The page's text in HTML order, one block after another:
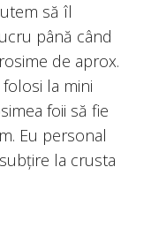
să îl
până când
de aprox.
la mini
foii să fie
Eu personal
la crusta